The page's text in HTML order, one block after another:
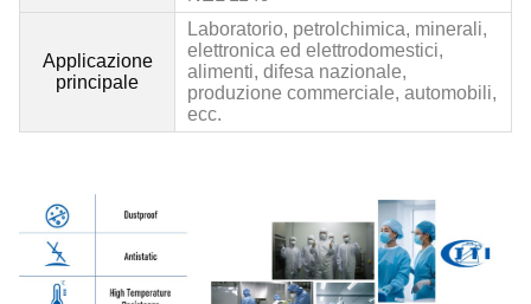
Applicazione
principale
Laboratorio, petrolchimica, minerali,
elettronica ed elettrodomestici,
alimenti, difesa nazionale,
produzione commerciale, automobili,
ecc.